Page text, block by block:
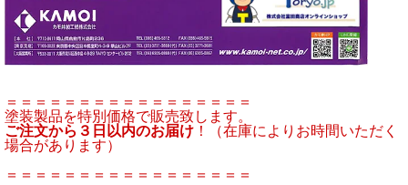
＝＝＝＝＝＝＝＝＝＝＝＝＝＝＝＝＝
塗装製品を特別価格で販売致します。
ご注文から３日以内のお届け ！（在庫によりお時間いただく
場合があります）
＝＝＝＝＝＝＝＝＝＝＝＝＝＝＝＝＝